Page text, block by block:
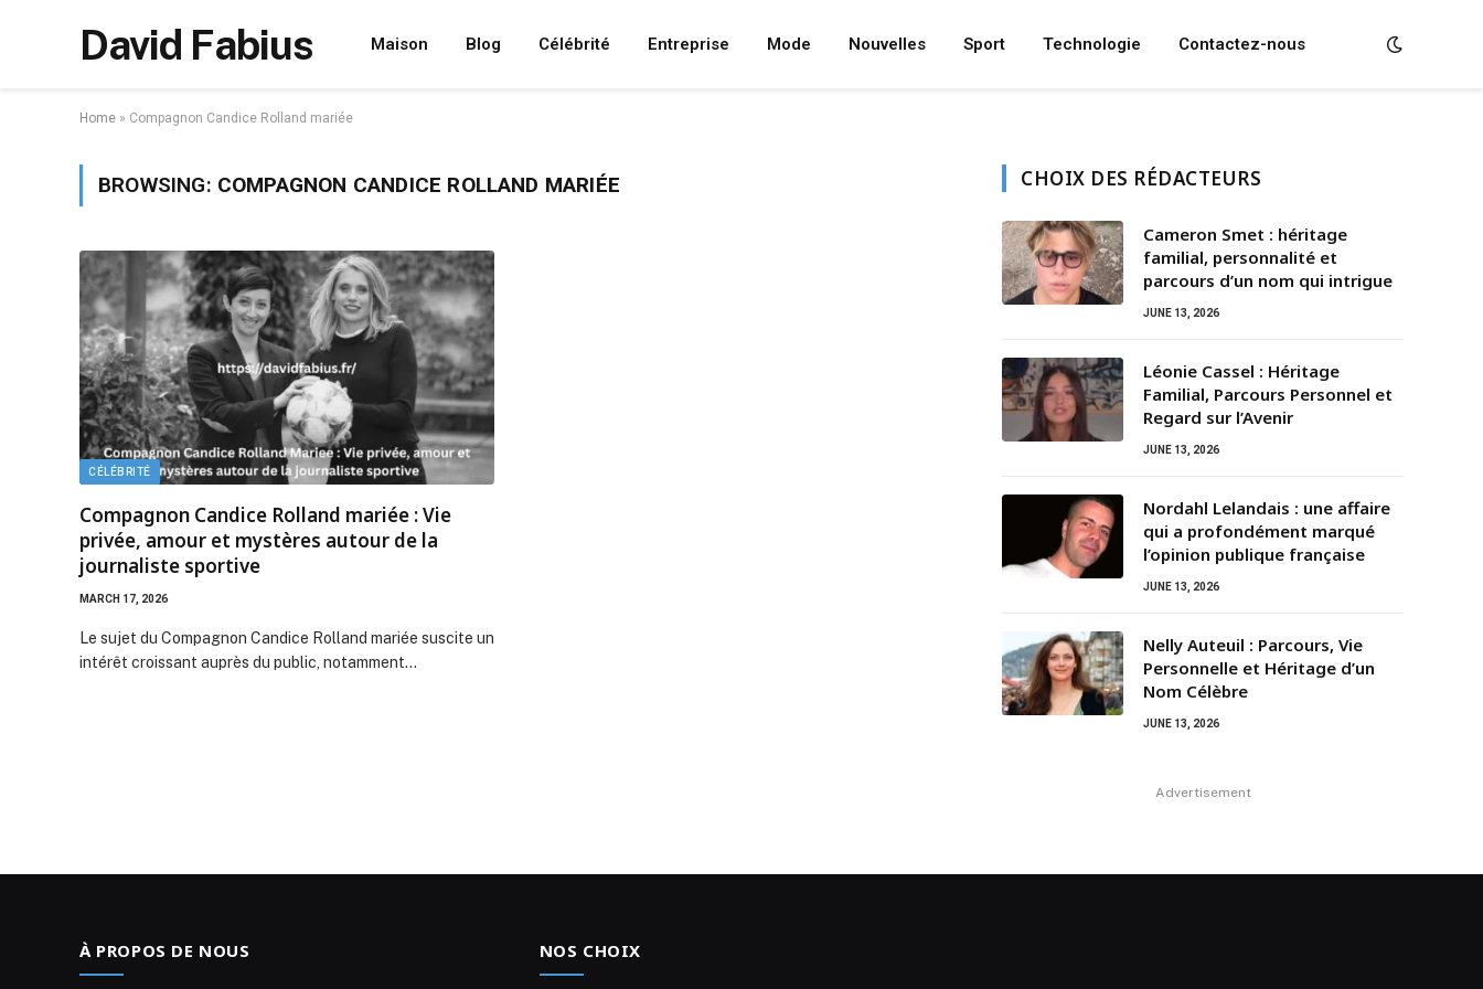
David Fabius Maison Blog Célébrité Entreprise Mode Nouvelles Sport Technologie Contactez-nous
Home » Compagnon Candice Rolland mariée
BROWSING: COMPAGNON CANDICE ROLLAND MARIÉE
CÉLÉBRITÉ
Compagnon Candice Rolland mariée : Vie
privée, amour et mystères autour de la
journaliste sportive
MARCH 17, 2026
Le sujet du Compagnon Candice Rolland mariée suscite un
intérêt croissant auprès du public, notamment…
CHOIX DES RÉDACTEURS
Cameron Smet : héritage
familial, personnalité et
parcours d’un nom qui intrigue
JUNE 13, 2026
Léonie Cassel : Héritage
Familial, Parcours Personnel et
Regard sur l’Avenir
JUNE 13, 2026
Nordahl Lelandais : une affaire
qui a profondément marqué
l’opinion publique française
JUNE 13, 2026
Nelly Auteuil : Parcours, Vie
Personnelle et Héritage d’un
Nom Célèbre
JUNE 13, 2026
Advertisement
À PROPOS DE NOUS NOS CHOIX